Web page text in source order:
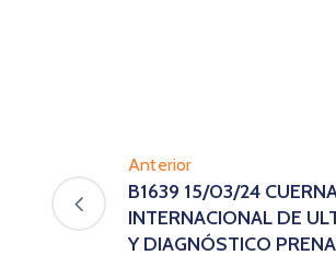
Anterior
B1639 15/03/24
INTERNACIONAL DE
Y DIAGNÓSTICO